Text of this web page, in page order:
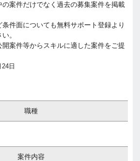
案件だけでなく過去の募集案件を掲載
件面についても無料サポート登録より
。
案件等からスキルに適した案件をご提
日
職種
案件内容